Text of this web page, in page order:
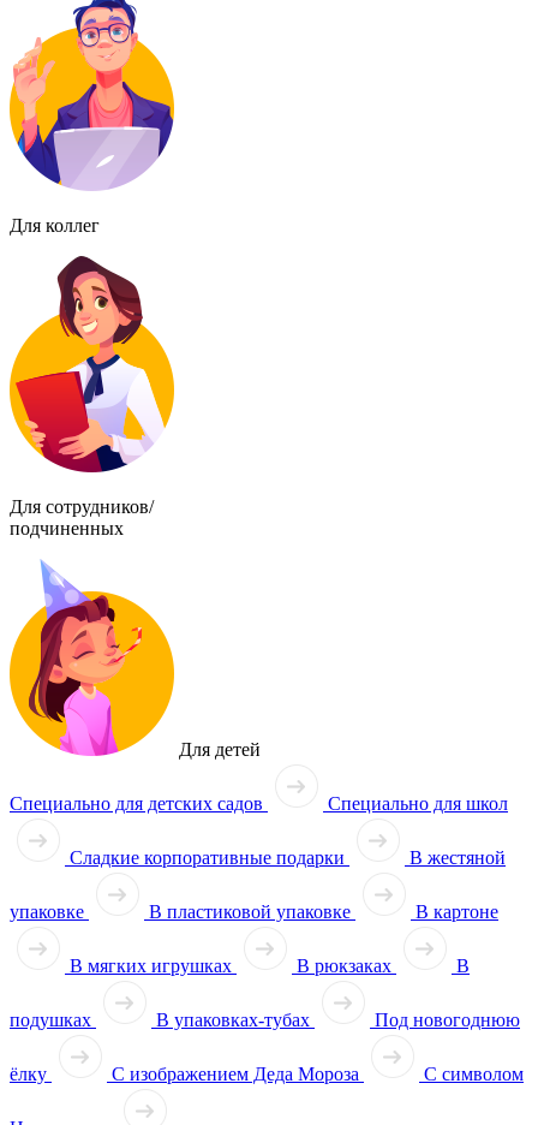
Для коллег
Для сотрудников/
подчиненных
Для детей
Специально для детских садов Специально для школ
Сладкие корпоративные подарки В жестяной
упаковке В пластиковой упаковке В картоне
В мягких игрушках В рюкзаках В
подушках В упаковках-тубах Под новогоднюю
ёлку С изображением Деда Мороза С символом